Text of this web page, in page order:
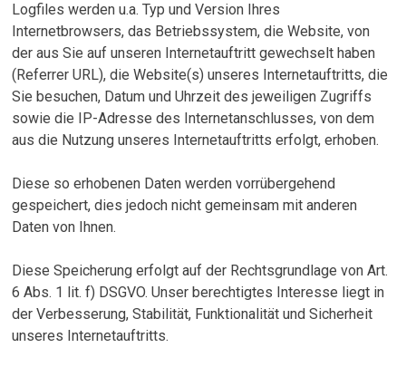
Logfiles werden u.a. Typ und Version Ihres
Internetbrowsers, das Betriebssystem, die Website, von
der aus Sie auf unseren Internetauftritt gewechselt haben
(Referrer URL), die Website(s) unseres Internetauftritts, die
Sie besuchen, Datum und Uhrzeit des jeweiligen Zugriffs
sowie die IP-Adresse des Internetanschlusses, von dem
aus die Nutzung unseres Internetauftritts erfolgt, erhoben.
Diese so erhobenen Daten werden vorrübergehend
gespeichert, dies jedoch nicht gemeinsam mit anderen
Daten von Ihnen.
Diese Speicherung erfolgt auf der Rechtsgrundlage von Art.
6 Abs. 1 lit. f) DSGVO. Unser berechtigtes Interesse liegt in
der Verbesserung, Stabilität, Funktionalität und Sicherheit
unseres Internetauftritts.